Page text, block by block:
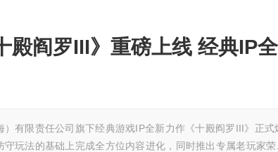
殿阎罗III》重磅上线 经典IP
）有限责任公司旗下经典游戏IP全新力作《十殿阎罗III》正
守玩法的基础上完成全方位内容进化，同时推出专属老玩家荣